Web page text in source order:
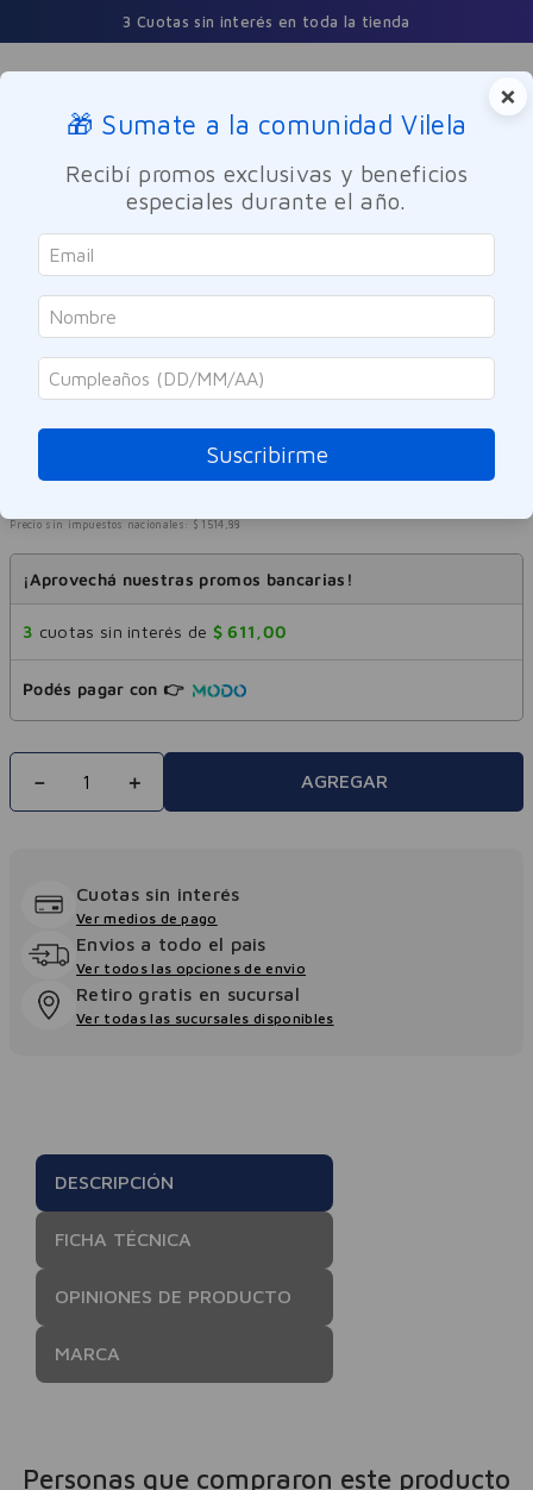
3 Cuotas sin interés en toda la tienda
Buscar
Cuidado Personal Accesorios de belleza
Pelliza
Pincita de Depilar Clásica Pelliza
Referencia
1833,00
Precio sin impuestos nacionales: $ 1514 ,88
¡Aprovechá nuestras promos bancarias!
3 cuotas sin interés de $ 611 ,00
Podés pagar con 👉
＋
－ AGREGAR
Cuotas sin interés
Ver medios de pago
Envios a todo el pais
Ver todos las opciones de envio
Retiro gratis en sucursal
Ver todas las sucursales disponibles
DESCRIPCIÓN
FICHA TÉCNICA
OPINIONES DE PRODUCTO
MARCA
Personas que compraron este producto
×
🎁 Sumate a la comunidad Vilela
Recibí promos exclusivas y beneficios
especiales durante el año.
Suscribirme